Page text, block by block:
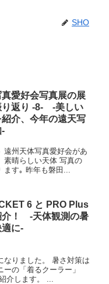
SHO
愛好会写真展の展
り返り -8- -美しい
介、今年の遠天写
遠州天体写真愛好会があ
素晴らしい天体 写真の
す｡ 昨年も磐田...
6 と PRO Plus
介！ -天体観測の暑
に-
なりました。 暑さ対策は
の「着るクーラー」
介します。 ...